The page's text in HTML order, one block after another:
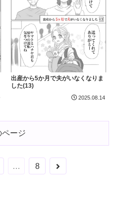
出産から5か月で夫がいなくなりま
した(13)
2025.08.14
ページ
… 8
次